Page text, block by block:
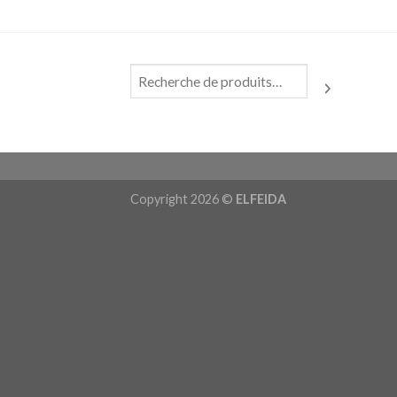
Copyright 2026 © ELFEIDA